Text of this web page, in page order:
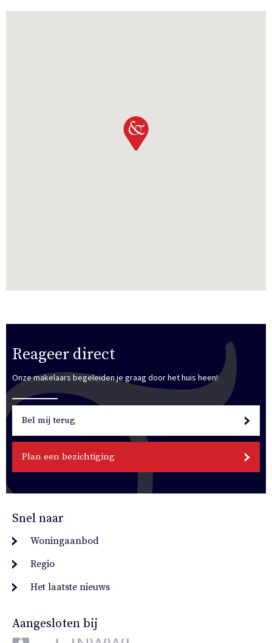
Reageer direct
Onze makelaars begeleiden je graag door het huis heen!
Bel mij terug
Plan een bezichtiging
Snel naar
Woningaanbod
Regio
Het laatste nieuws
Aangesloten bij